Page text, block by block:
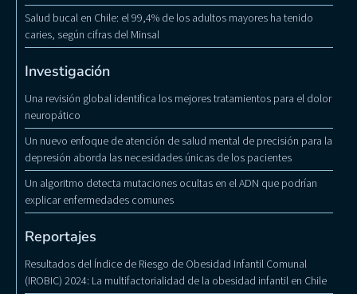
Salud bucal en Chile: el 99,4% de los adultos mayores ha tenido
caries, según cifras del Minsal
Investigación
Una revisión global identifica los mejores tratamientos para el dolor
neuropático
Un nuevo enfoque de atención de salud mental de precisión para la
depresión aborda las necesidades únicas de los pacientes
Un algoritmo detecta mutaciones ocultas en el ADN que podrían
explicar enfermedades comunes
Reportajes
Resultados del Índice de Riesgo de Obesidad Infantil Comunal
(IROBIC) 2024: La multifactorialidad de la obesidad infantil en Chile